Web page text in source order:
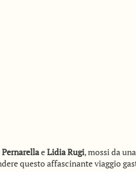
eLidia Rugi, mossi da
questo affascinante viaggio